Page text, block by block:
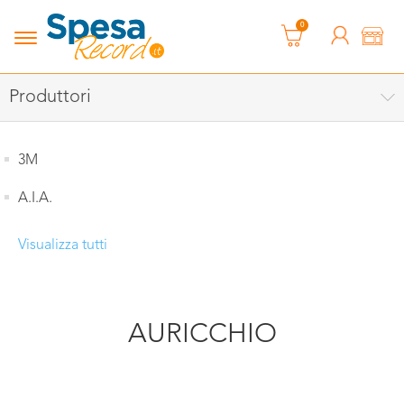
0
Produttori
3M
A.I.A.
Visualizza tutti
AURICCHIO